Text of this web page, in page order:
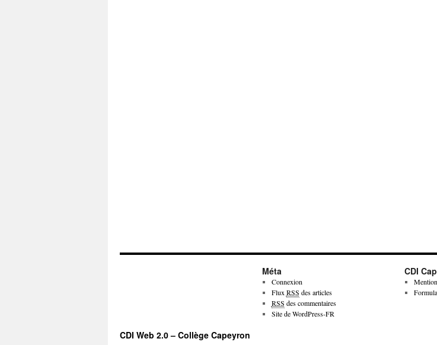
Méta
Connexion
Flux RSS des articles
RSS des commentaires
Site de WordPress-FR
CDI
CDI Web 2.0 – Collège Capeyron